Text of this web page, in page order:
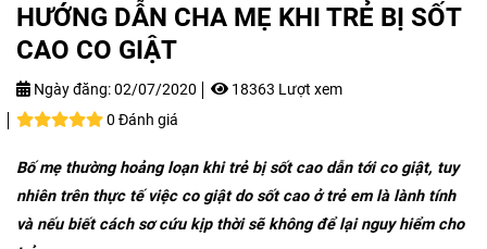
HƯỚNG DẪN CHA MẸ KHI TRẺ BỊ SỐT
CAO CO GIẬT
Ngày đăng:02/07/2020
18363 Lượt xem
0 Đánh giá
Bố mẹ thường hoảng loạn khi trẻ bị sốt cao dẫn tới co giật, tuy
nhiên trên thực tế việc co giật do sốt cao ở trẻ em là lành tính
và nếu biết cách sơ cứu kịp thời sẽ không để lại nguy hiểm cho